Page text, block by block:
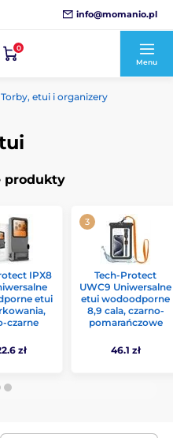
info@momanio.pl
0
Menu
Torby, etui i organizery
produkty
IPX8
etui
czarne
zł
Tech-Protect
UWC9 Uniwersalne
etui wodoodporne
8,9 cala, czarno-
pomarańczowe
46.1 zł